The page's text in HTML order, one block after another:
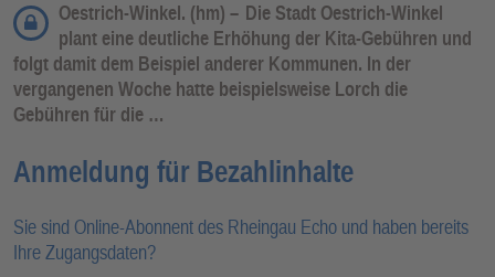
Oestrich-Winkel. (hm) – Die Stadt Oestrich-Winkel
plant eine deutliche Erhöhung der Kita-Gebühren und
folgt damit dem Beispiel anderer Kommunen. In der
vergangenen Woche hatte beispielsweise Lorch die
Gebühren für die …
Anmeldung für Bezahlinhalte
Sie sind Online-Abonnent des Rheingau Echo und haben bereits
Ihre Zugangsdaten?